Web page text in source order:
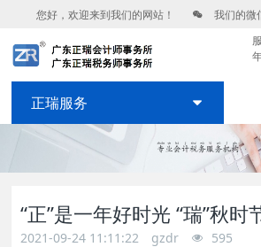
您好，欢迎来到我们的网站！ 我们的微
正瑞服务
“正”是一年好时光 “瑞”秋时
2021-09-24 11:11:22 gzdr 595